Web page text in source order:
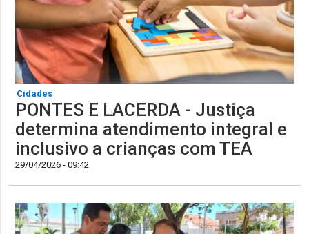
Cidades
PONTES E LACERDA - Justiça
determina atendimento integral e
inclusivo a crianças com TEA
29/04/2026 - 09:42